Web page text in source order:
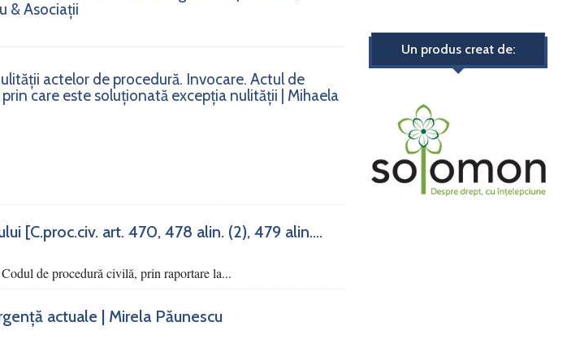
& Asociații
actelor de procedură. Invocare. Actul de
care este soluționată excepția nulității | Mihaela
[C.proc.civ. art. 470, 478 alin. (2), 479 alin....
de procedură civilă, prin raportare la...
actuale | Mirela Păunescu
Un produs creat de: